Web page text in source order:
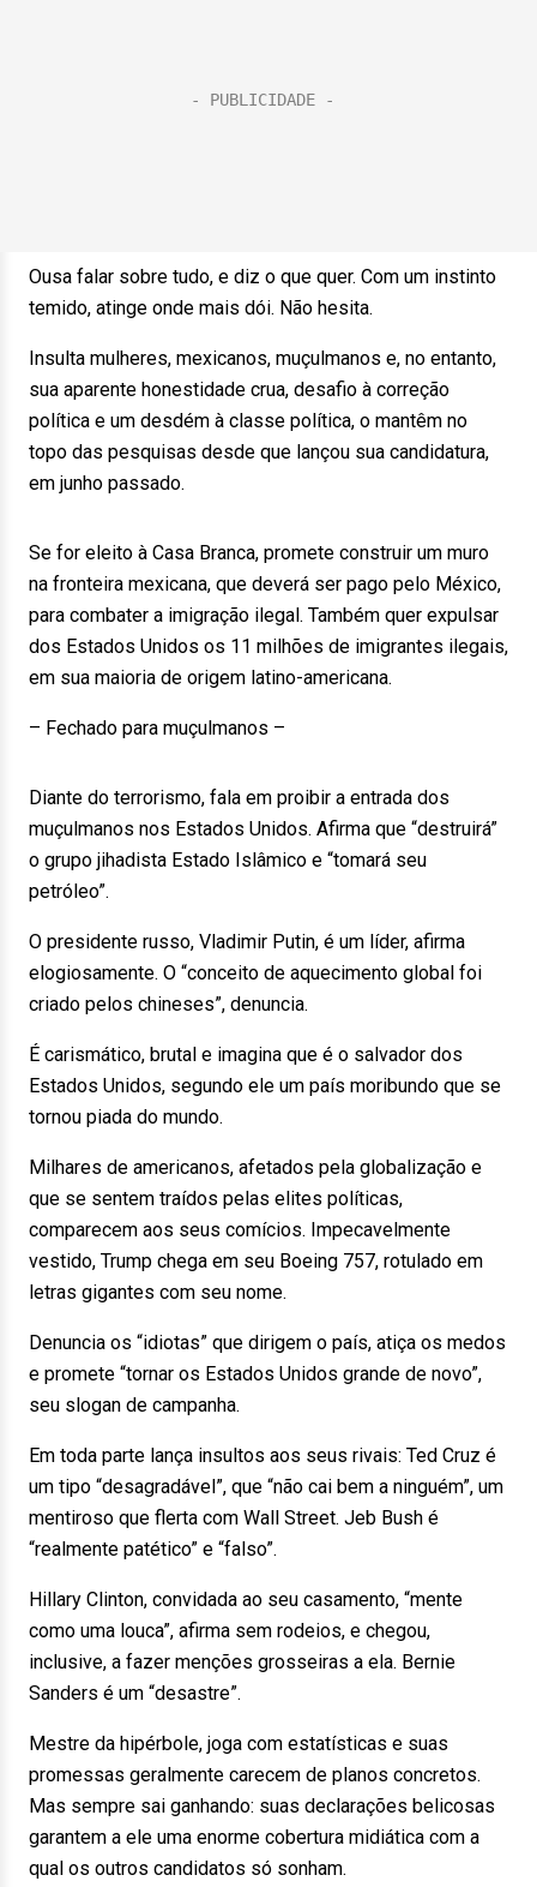
Ousa falar sobre tudo, e diz o que quer. Com um instinto
temido, atinge onde mais dói. Não hesita.
Insulta mulheres, mexicanos, muçulmanos e, no entanto,
sua aparente honestidade crua, desafio à correção
política e um desdém à classe política, o mantêm no
topo das pesquisas desde que lançou sua candidatura,
em junho passado.
Se for eleito à Casa Branca, promete construir um muro
na fronteira mexicana, que deverá ser pago pelo México,
para combater a imigração ilegal. Também quer expulsar
dos Estados Unidos os 11 milhões de imigrantes ilegais,
em sua maioria de origem latino-americana.
– Fechado para muçulmanos –
Diante do terrorismo, fala em proibir a entrada dos
muçulmanos nos Estados Unidos. Afirma que “destruirá”
o grupo jihadista Estado Islâmico e “tomará seu
petróleo”.
O presidente russo, Vladimir Putin, é um líder, afirma
elogiosamente. O “conceito de aquecimento global foi
criado pelos chineses”, denuncia.
É carismático, brutal e imagina que é o salvador dos
Estados Unidos, segundo ele um país moribundo que se
tornou piada do mundo.
Milhares de americanos, afetados pela globalização e
que se sentem traídos pelas elites políticas,
comparecem aos seus comícios. Impecavelmente
vestido, Trump chega em seu Boeing 757, rotulado em
letras gigantes com seu nome.
Denuncia os “idiotas” que dirigem o país, atiça os medos
e promete “tornar os Estados Unidos grande de novo”,
seu slogan de campanha.
Em toda parte lança insultos aos seus rivais: Ted Cruz é
um tipo “desagradável”, que “não cai bem a ninguém”, um
mentiroso que flerta com Wall Street. Jeb Bush é
“realmente patético” e “falso”.
Hillary Clinton, convidada ao seu casamento, “mente
como uma louca”, afirma sem rodeios, e chegou,
inclusive, a fazer menções grosseiras a ela. Bernie
Sanders é um “desastre”.
Mestre da hipérbole, joga com estatísticas e suas
promessas geralmente carecem de planos concretos.
Mas sempre sai ganhando: suas declarações belicosas
garantem a ele uma enorme cobertura midiática com a
qual os outros candidatos só sonham.